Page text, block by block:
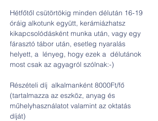
Hétfőtől csütörtökig minden délután 16-19
óráig alkotunk együtt, kerámiázhatsz
kikapcsolódásként munka után, vagy egy
fárasztó tábor után, esetleg nyaralás
helyett, a  lényeg, hogy ezek a  délutánok
most csak az agyagról szólnak:-)
Részételi díj  alkalmanként 8000Ft/fő
(tartalmazza az eszköz, anyag és
műhelyhasználatot valamint az oktatás
díját)